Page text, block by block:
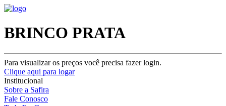
BRINCO PRATA
Para visualizar os preços você precisa fazer login.
Clique aqui para logar
Institucional
Sobre a Safira
Fale Conosco